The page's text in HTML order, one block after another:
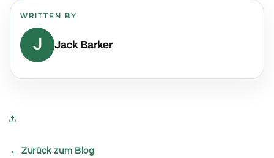
WRITTEN BY
J Jack Barker
← Zurück zum Blog